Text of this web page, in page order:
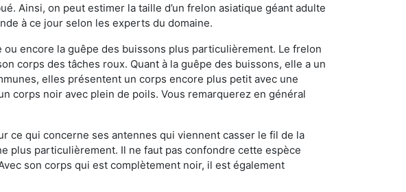
Ainsi, on peut estimer la taille d’un frelon asiatique géant adulte
à ce jour selon les experts du domaine.
encore la guêpe des buissons plus particulièrement. Le frelon
corps des tâches roux. Quant à la guêpe des buissons, elle a un
elles présentent un corps encore plus petit avec une
corps noir avec plein de poils. Vous remarquerez en général
ce qui concerne ses antennes qui viennent casser le fil de la
plus particulièrement. Il ne faut pas confondre cette espèce
son corps qui est complètement noir, il est également